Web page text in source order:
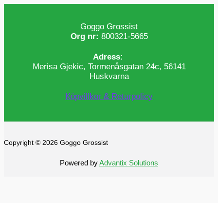
Goggo Grossist
Org nr: 800321-5665
Adress:
Merisa Gjekic, Tormenåsgatan 24c, 56141
Huskvarna
Köpvillkor & Returpolicy
Copyright © 2026 Goggo Grossist
Powered byAdvantix Solutions